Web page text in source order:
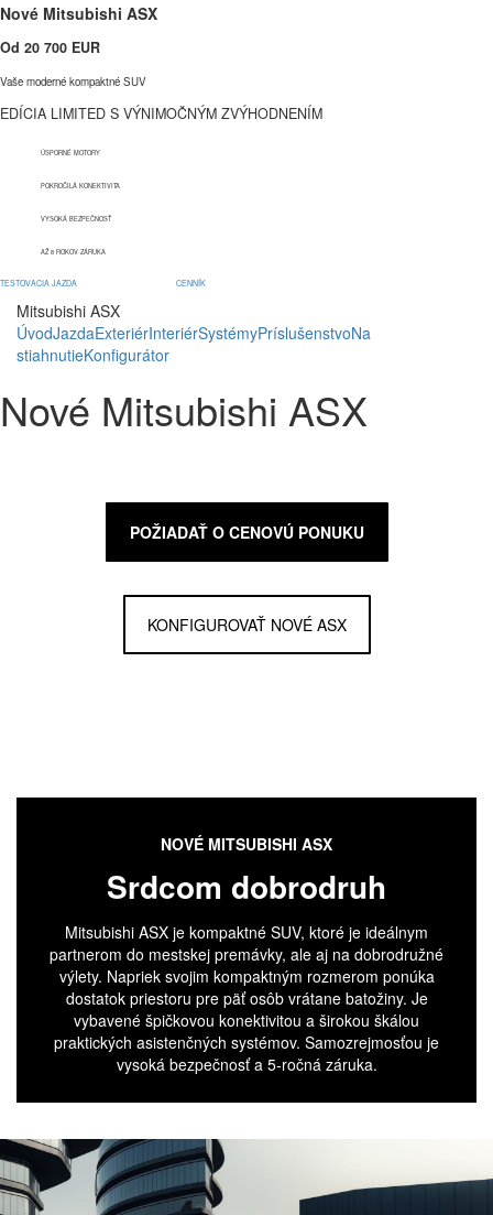
Nové Mitsubishi ASX
Od 20 700 EUR
Vaše moderné kompaktné SUV
EDÍCIA LIMITED S VÝNIMOČNÝM ZVÝHODNENÍM
ÚSPORNÉ MOTORY
POKROČILÁ KONEKTIVITA
VYSOKÁ BEZPEČNOSŤ
AŽ 8 ROKOV ZÁRUKA
TESTOVACIA JAZDA CENNÍK
Mitsubishi ASX
ÚvodJazdaExteriérInteriérSystémyPríslušenstvoNa
stiahnutieKonfigurátor
Nové Mitsubishi ASX
POŽIADAŤ O CENOVÚ PONUKU
KONFIGUROVAŤ NOVÉ ASX
NOVÉ MITSUBISHI ASX
Srdcom dobrodruh
Mitsubishi ASX je kompaktné SUV, ktoré je ideálnym
partnerom do mestskej premávky, ale aj na dobrodružné
výlety. Napriek svojim kompaktným rozmerom ponúka
dostatok priestoru pre päť osôb vrátane batožiny. Je
vybavené špičkovou konektivitou a širokou škálou
praktických asistenčných systémov. Samozrejmosťou je
vysoká bezpečnosť a 5-ročná záruka.